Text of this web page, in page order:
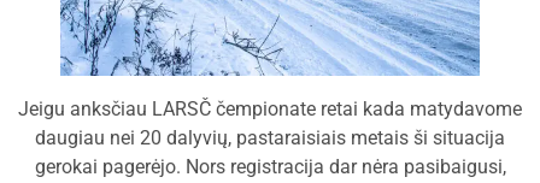
Jeigu anksčiau LARSČ čempionate retai kada matydavome
daugiau nei 20 dalyvių, pastaraisiais metais ši situacija
gerokai pagerėjo. Nors registracija dar nėra pasibaigusi,